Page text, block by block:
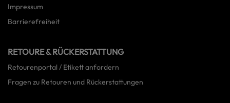
Impressum
Barrierefreiheit
RETOURE & RÜCKERSTATTUNG
Retourenportal / Etikett anfordern
Fragen zu Retouren und Rückerstattungen